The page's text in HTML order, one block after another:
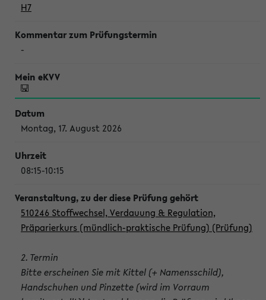
H7
-
Montag, 17. August 2026
08:15-10:15
510246 Stoffwechsel, Verdauung & Regulation,
Präparierkurs (mündlich-praktische Prüfung) (Prüfung)
2. Termin
Bitte erscheinen Sie mit Kittel (+ Namensschild),
Handschuhen und Pinzette (wird im Vorraum